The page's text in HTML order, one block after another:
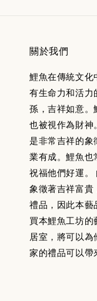
關於我們
鯉魚在傳統文化
有生命力和活力
孫，吉祥如意。
也被視作為財神
是非常吉祥的象
業有成。鯉魚也
祝福他們好運。
象徵著吉祥富貴
禮品，因此本藝
買本鯉魚工坊的
居室，將可以為
家的禮品可以帶